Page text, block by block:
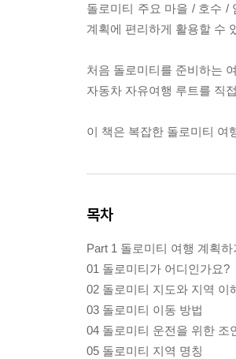
돌로미티 주요 마을 / 호수 /
계획에 편리하게 활용할 수
처음 돌로미티를 준비하는
자동차 자유여행 루트를 직
이 책은 복잡한 돌로미티 여
목차
Part 1 돌로미티 여행 계획하
01 돌로미티가 어디인가요?
02 돌로미티 지도와 지역 이
03 돌로미티 이동 방법
04 돌로미티 운전을 위한 조
05 돌로미티 지역 명칭